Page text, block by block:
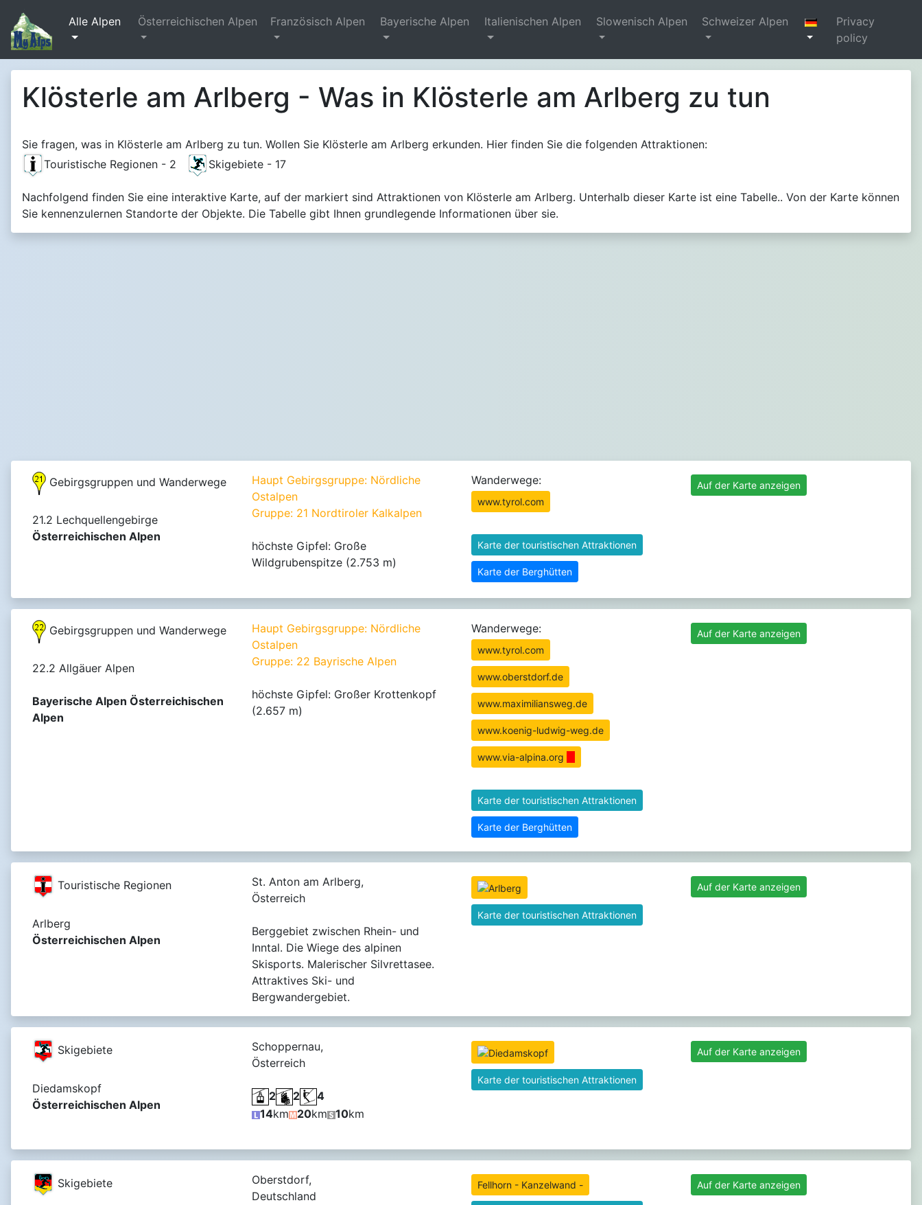
Alle Alpen Österreichischen Alpen Französisch Alpen Bayerische Alpen Italienischen Alpen Slowenisch Alpen Schweizer Alpen
Privacy
policy
Klösterle am Arlberg - Was in Klösterle am Arlberg zu tun
Sie fragen, was in Klösterle am Arlberg zu tun. Wollen Sie Klösterle am Arlberg erkunden. Hier finden Sie die folgenden Attraktionen:
Touristische Regionen - 2
Skigebiete - 17
Nachfolgend finden Sie eine interaktive Karte, auf der markiert sind Attraktionen von Klösterle am Arlberg. Unterhalb dieser Karte ist eine Tabelle.. Von der Karte können
Sie kennenzulernen Standorte der Objekte. Die Tabelle gibt Ihnen grundlegende Informationen über sie.
Gebirgsgruppen und Wanderwege
21.2 Lechquellengebirge
Österreichischen Alpen
Haupt Gebirgsgruppe: Nördliche
Ostalpen
Gruppe: 21 Nordtiroler Kalkalpen
höchste Gipfel: Große
Wildgrubenspitze (2.753 m)
Wanderwege:
www.tyrol.com
Karte der touristischen Attraktionen
Karte der Berghütten
Auf der Karte anzeigen
Gebirgsgruppen und Wanderwege
22.2 Allgäuer Alpen
Bayerische Alpen Österreichischen
Alpen
Haupt Gebirgsgruppe: Nördliche
Ostalpen
Gruppe: 22 Bayrische Alpen
höchste Gipfel: Großer Krottenkopf
(2.657 m)
Wanderwege:
www.tyrol.com
www.oberstdorf.de
www.maximiliansweg.de
www.koenig-ludwig-weg.de
www.via-alpina.org
Karte der touristischen Attraktionen
Karte der Berghütten
Auf der Karte anzeigen
Touristische Regionen
Arlberg
Österreichischen Alpen
St. Anton am Arlberg,
Österreich
Berggebiet zwischen Rhein- und
Inntal. Die Wiege des alpinen
Skisports. Malerischer Silvrettasee.
Attraktives Ski- und
Bergwandergebiet.
Karte der touristischen Attraktionen
Auf der Karte anzeigen
Skigebiete
Diedamskopf
Österreichischen Alpen
Schoppernau,
Österreich
2 2
4
14km 20km 10km
Karte der touristischen Attraktionen
Auf der Karte anzeigen
Skigebiete
Oberstdorf,
Deutschland
Fellhorn - Kanzelwand - Auf der Karte anzeigen